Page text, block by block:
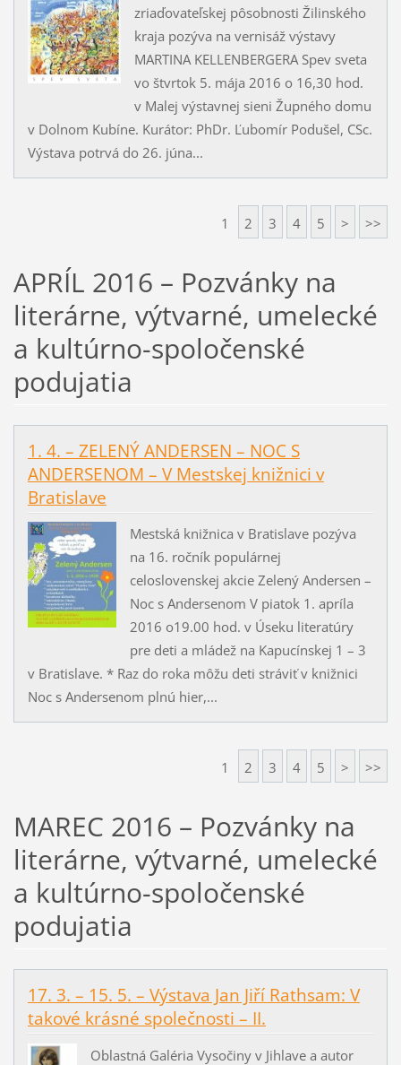
zriaďovateľskej pôsobnosti Žilinského
kraja pozýva na vernisáž výstavy
MARTINA KELLENBERGERA Spev sveta
vo štvrtok 5. mája 2016 o 16,30 hod.
v Malej výstavnej sieni Župného domu
v Dolnom Kubíne. Kurátor: PhDr. Ľubomír Podušel, CSc.
Výstava potrvá do 26. júna...
1 2 3 4 5 > >>
APRÍL 2016 – Pozvánky na
literárne, výtvarné, umelecké
a kultúrno-spoločenské
podujatia
1. 4. – ZELENÝ ANDERSEN – NOC S
ANDERSENOM – V Mestskej knižnici v
Bratislave
Mestská knižnica v Bratislave pozýva
na 16. ročník populárnej
celoslovenskej akcie Zelený Andersen –
Noc s Andersenom V piatok 1. apríla
2016 o19.00 hod. v Úseku literatúry
pre deti a mládež na Kapucínskej 1 – 3
v Bratislave. * Raz do roka môžu deti stráviť v knižnici
Noc s Andersenom plnú hier,...
1 2 3 4 5 > >>
MAREC 2016 – Pozvánky na
literárne, výtvarné, umelecké
a kultúrno-spoločenské
podujatia
17. 3. – 15. 5. – Výstava Jan Jiří Rathsam: V
takové krásné společnosti – II.
Oblastná Galéria Vysočiny v Jihlave a autor